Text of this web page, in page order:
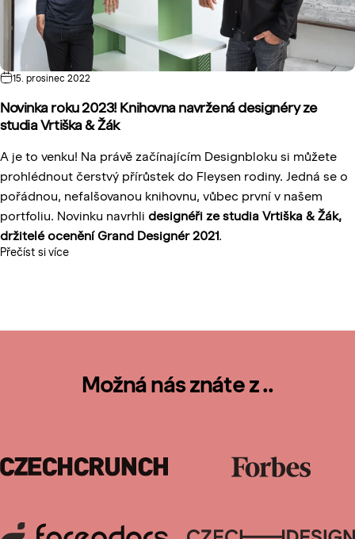
15. prosinec 2022
Novinka roku 2023! Knihovna navržená designéry ze
studia Vrtiška & Žák
A je to venku! Na právě začínajícím Designbloku si můžete
prohlédnout čerstvý přírůstek do Fleysen rodiny. Jedná se o
pořádnou, nefalšovanou knihovnu, vůbec první v našem
portfoliu. Novinku navrhli designéři ze studia Vrtiška & Žák,
držitelé ocenění Grand Designér 2021.
Přečíst si více
Možná nás znáte z ..